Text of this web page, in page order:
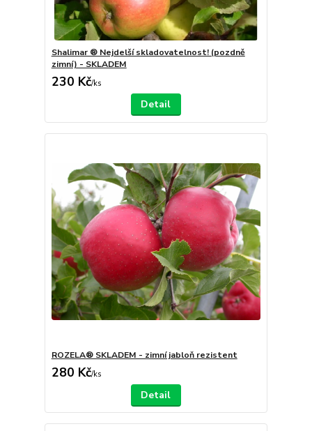
Shalimar ® Nejdelší skladovatelnost! (pozdně
zimní) - SKLADEM
230 Kč/ks
Detail
ROZELA® SKLADEM - zimní jabloň rezistent
280 Kč/ks
Detail